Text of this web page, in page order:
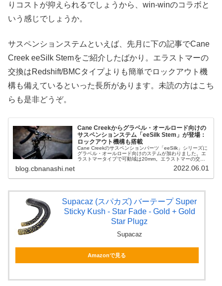
りコストが抑えられるでしょうから、win-winのコラボと
いう感じでしょうか。
サスペンションステムといえば、先月に下の記事でCane
Creek eeSilk Stemをご紹介したばかり。エラストマーの
交換はRedshift/BMCタイプよりも簡単でロックアウト機
構も備えているといった長所があります。未読の方はこち
らも是非どうぞ。
Cane Creekからグラベル・オールロード向けの
サスペンションステム「eeSilk Stem」が登場：
ロックアウト機構も搭載
Cane Creekのサスペンションパーツ「eeSilk」シリーズに
グラベル・オールロード向けのステムが加わりました。エ
ラストマータイプで可動域は20mm。エラストマーの交換
blog.cbnanashi.net 2022.06.01
Supacaz (スパカズ) バーテープ Super
Sticky Kush - Star Fade - Gold + Gold
Star Plugz
Supacaz
Amazonで見る